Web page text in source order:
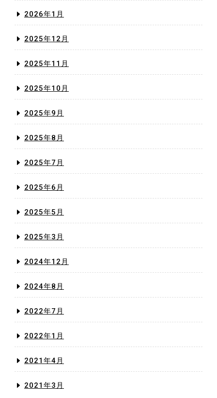
2026年1月
2025年12月
2025年11月
2025年10月
2025年9月
2025年8月
2025年7月
2025年6月
2025年5月
2025年3月
2024年12月
2024年8月
2022年7月
2022年1月
2021年4月
2021年3月